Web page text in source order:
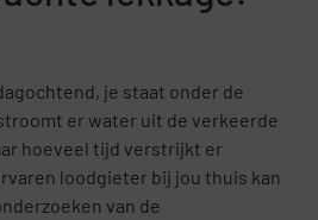
je staat onder de
er water uit de verkeerde
hoeveel tijd verstrijkt er
loodgieter bij jou thuis kan
van de